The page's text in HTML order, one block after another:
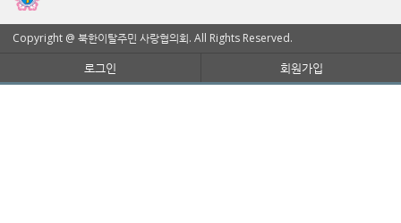
Copyright @ 북한이탈주민 사랑협의회. All Rights Reserved.
로그인 회원가입